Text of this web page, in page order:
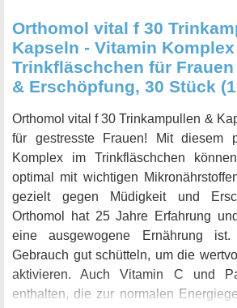
Orthomol vital f 30
Kapseln - Vitamin
Trinkfläschchen für
& Erschöpfung, 30 Stück
Orthomol vital f 30 Trinkampullen &
für gestresste Frauen! Mit diesem
Komplex im Trinkfläschchen
optimal mit wichtigen
gezielt gegen Müdigkeit und
Orthomol hat 25 Jahre Erfahrung
eine ausgewogene Ernährung
Gebrauch gut schütteln, um die
aktivieren. Auch Vitamin C und
enthalten, die zur normalen